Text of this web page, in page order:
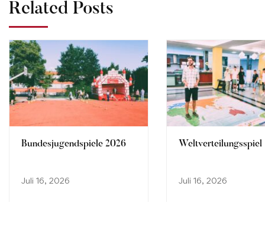
Related Posts
Bundesjugendspiele 2026
Juli 16, 2026
Weltverteilungsspiel
Juli 16, 2026